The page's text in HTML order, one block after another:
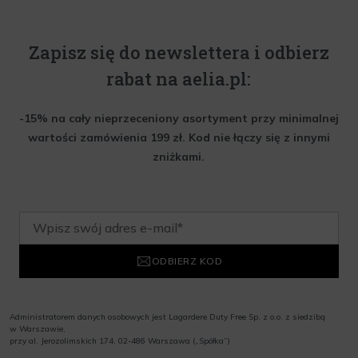
Zapisz się do newslettera i odbierz
rabat na aelia.pl:
-15% na cały nieprzeceniony asortyment przy minimalnej
wartości zamówienia 199 zł. Kod nie łączy się z innymi
zniżkami.
ODBIERZ KOD
Administratorem danych osobowych jest Lagardere Duty Free Sp. z o.o. z siedzibą
w Warszawie,
przy al. Jerozolimskich 174, 02-486 Warszawa („Spółka”)